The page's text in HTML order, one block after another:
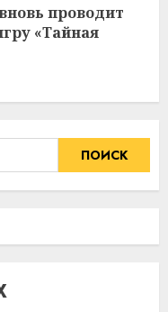
проводит
«Тайная